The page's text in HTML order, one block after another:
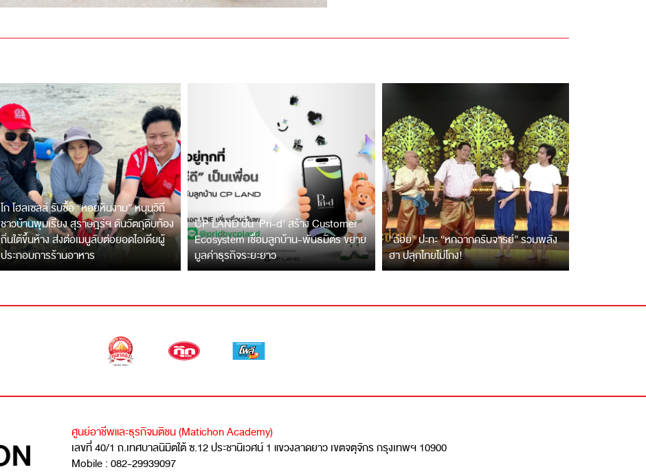
โก โฮลเซลล์ รับซื้อ “หอยหินงาม” หนุนวิถี
ชาวบ้านพุมเรียง สุราษฎร์ฯ ดันวัตถุดิบท้อง
ถิ่นใต้ขึ้นห้าง ส่งต่อเมนูลับต่อยอดไอเดียผู้
ประกอบการร้านอาหาร
CP LAND ปั้น ‘Pri-d’ สร้าง Customer
Ecosystem เชื่อมลูกบ้าน-พันธมิตร ขยาย
มูลค่าธุรกิจระยะยาว
“ฉ่อย” ปะทะ “หกฉากครับจารย์” รวมพลัง
ฮา ปลุกไทยไม่โกง!
ศูนย์อาชีพและธุรกิจมติชน (Matichon Academy)
เลขที่ 40/1 ถ.เทศบาลนิมิตใต้ ซ.12 ประชานิเวศน์ 1 แขวงลาดยาว เขตจตุจักร กรุงเทพฯ 10900
Mobile : 082-29939097